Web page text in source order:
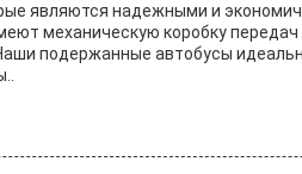
являются надежными и
механическую коробку передач
подержанные автобусы